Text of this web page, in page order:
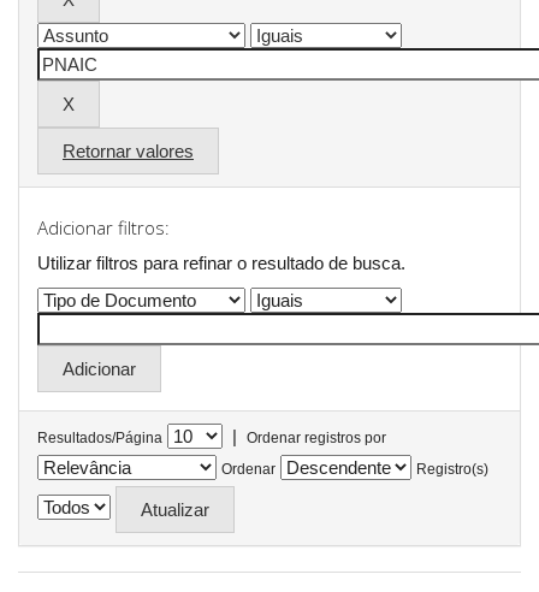
Retornar valores
Adicionar filtros:
Utilizar filtros para refinar o resultado de busca.
Resultados/Página |
Ordenar registros por
Ordenar
Registro(s)